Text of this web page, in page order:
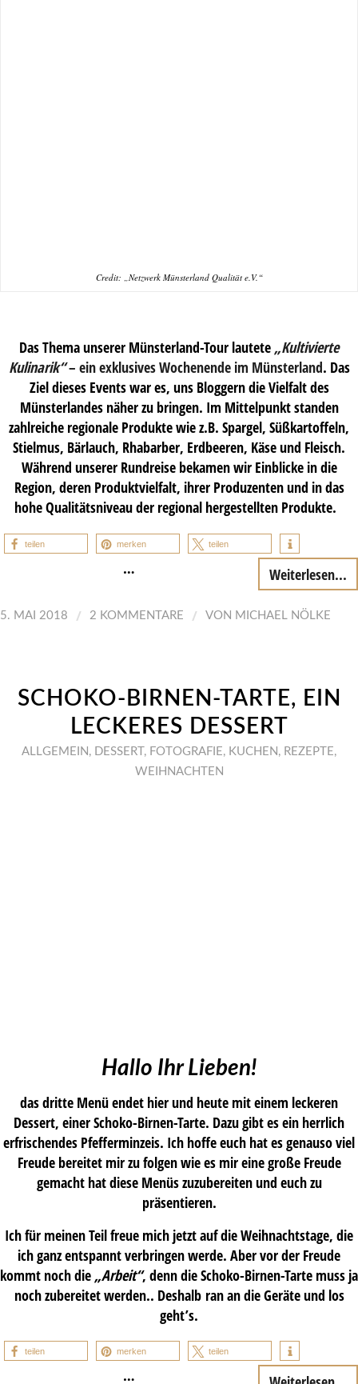
Credit: „Netzwerk Münsterland Qualität e.V.“
Das Thema unserer Münsterland-Tour lautete „Kultivierte
Kulinarik“– ein exklusives Wochenende im Münsterland. Das
Ziel dieses Events war es, uns Bloggern die Vielfalt des
Münsterlandes näher zu bringen. Im Mittelpunkt standen
zahlreiche regionale Produkte wie z.B. Spargel, Süßkartoffeln,
Stielmus, Bärlauch, Rhabarber, Erdbeeren, Käse und Fleisch.
Während unserer Rundreise bekamen wir Einblicke in die
Region, deren Produktvielfalt, ihrer Produzenten und in das
hohe Qualitätsniveau der regional hergestellten Produkte.
teilen merken teilen
… Weiterlesen...
5. MAI 2018 / 2 KOMMENTARE / VON MICHAEL NÖLKE
SCHOKO-BIRNEN-TARTE, EIN
LECKERES DESSERT
ALLGEMEIN , DESSERT , FOTOGRAFIE , KUCHEN , REZEPTE ,
WEIHNACHTEN
Hallo Ihr Lieben!
das dritte Menü endet hier und heute mit einem leckeren
Dessert, einer Schoko-Birnen-Tarte. Dazu gibt es ein herrlich
erfrischendes Pfefferminzeis. Ich hoffe euch hat es genauso viel
Freude bereitet mir zu folgen wie es mir eine große Freude
gemacht hat diese Menüs zuzubereiten und euch zu
präsentieren.
Ich für meinen Teil freue mich jetzt auf die Weihnachtstage, die
ich ganz entspannt verbringen werde. Aber vor der Freude
kommt noch die „Arbeit“, denn die Schoko-Birnen-Tarte muss ja
noch zubereitet werden.. Deshalb ran an die Geräte und los
geht’s.
teilen merken teilen
…